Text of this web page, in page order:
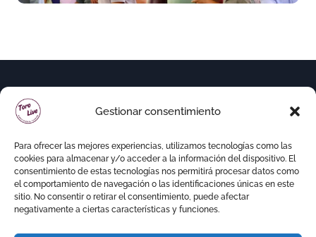
Gestionar consentimiento
Para ofrecer las mejores experiencias, utilizamos tecnologías como las
cookies para almacenar y/o acceder a la información del dispositivo. El
consentimiento de estas tecnologías nos permitirá procesar datos como
el comportamiento de navegación o las identificaciones únicas en este
sitio. No consentir o retirar el consentimiento, puede afectar
negativamente a ciertas características y funciones.